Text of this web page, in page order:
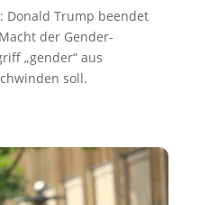
Donald Trump beendet
der Gender-
„gender“ aus
soll.